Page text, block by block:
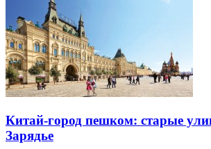
Китай-город пешком: старые
Зарядье